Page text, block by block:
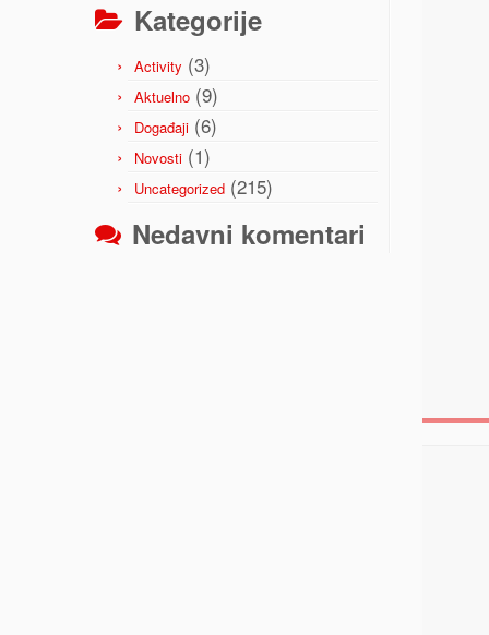
Kategorije
Activity (3)
Aktuelno (9)
Događaji (6)
Novosti (1)
Uncategorized (215)
Nedavni komentari